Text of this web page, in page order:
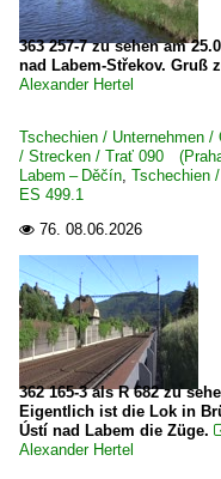
363 257-7 zu sehen am
nad Labem-Střekov. Gruß
Alexander Hertel
Tschechien / Unternehmen
/ Strecken / Trať 090
Labem – Děčín, Tschechien
ES 499.1
 76. 08.06.2026
362 165-3 als R 682 zu
Eigentlich ist die Lok in
Ústí nad Labem die Züge.
Alexander Hertel